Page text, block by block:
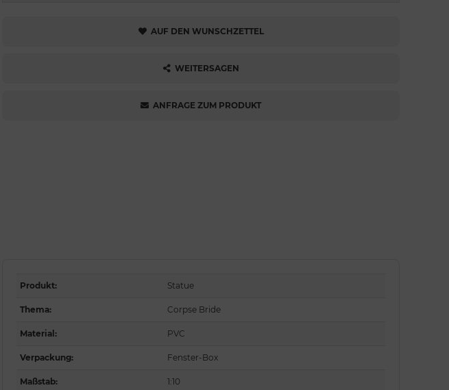
AUF DEN WUNSCHZETTEL
WEITERSAGEN
ANFRAGE ZUM PRODUKT
Produkt: Statue
Thema: Corpse Bride
Material: PVC
Verpackung: Fenster-Box
Maßstab: 1:10